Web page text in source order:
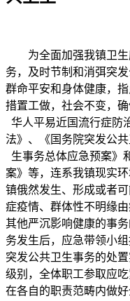
为全面加强我镇卫生
务，及时节制和消弭突
群命平安和身体健康，
措置工做，社会不变，
华人平易近国流行症防
法》、《国务院突发公
生事务总体应急预案》
案》等，连系我镇现实
镇俄然发生、形成或者
症疫情、群体性不明缘
其他严沉影响健康的事
务发生后，应急带领小
突发公共卫生事务的处
级别，全体职工参取应
在各自的职责范畴内做